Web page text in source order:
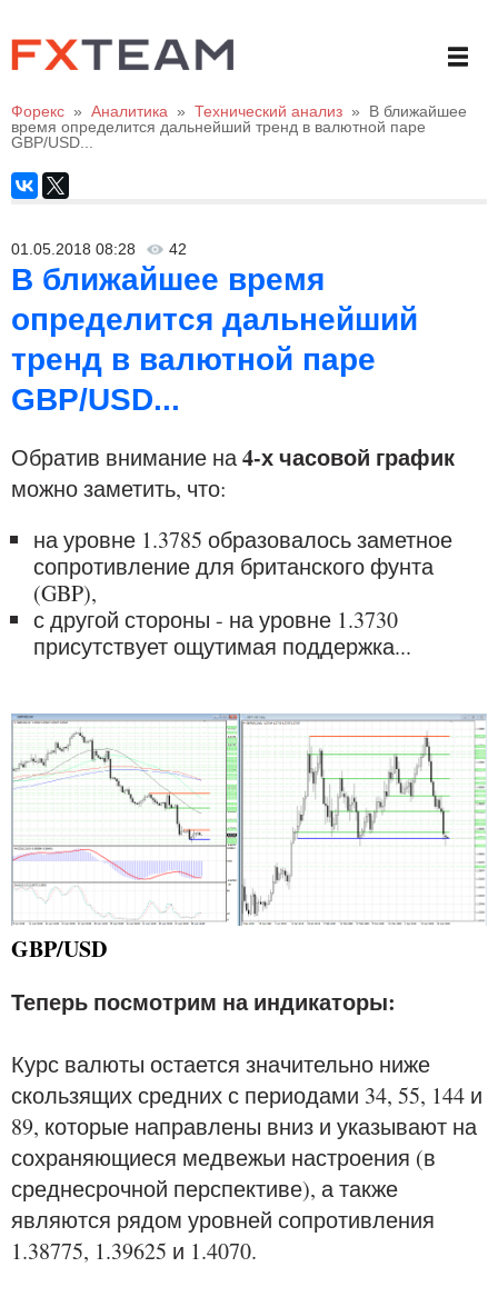
Форекс » Аналитика » Технический анализ »
В ближайшее
время определится дальнейший тренд в валютной паре
GBP/USD...
01.05.2018 08:28 42
В ближайшее время
определится дальнейший
тренд в валютной паре
GBP/USD...
Обратив внимание на4-х часовой график
можно заметить, что:
на уровне 1.3785 образовалось заметное
сопротивление для британского фунта
(GBP),
с другой стороны - на уровне 1.3730
присутствует ощутимая поддержка...
GBP/USD
Теперь посмотрим на индикаторы:
Курс валюты остается значительно ниже
скользящих средних с периодами 34, 55, 144 и
89, которые направлены вниз и указывают на
сохраняющиеся медвежьи настроения (в
среднесрочной перспективе), а также
являются рядом уровней сопротивления
1.38775, 1.39625 и 1.4070.